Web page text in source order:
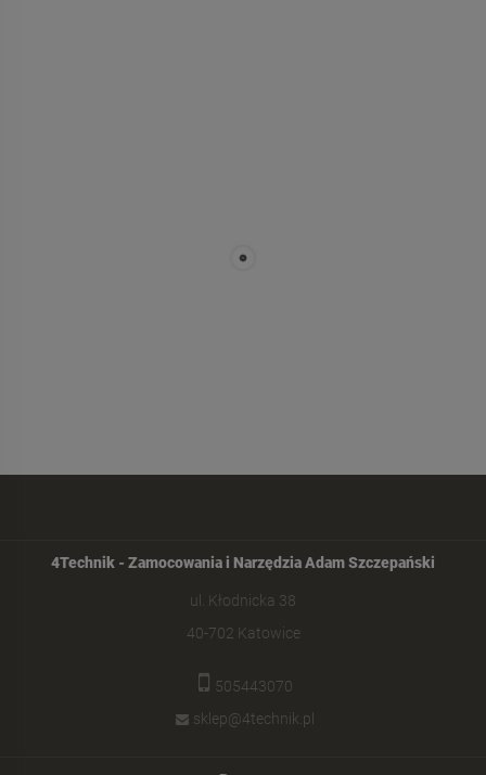
4Technik - Zamocowania i Narzędzia Adam Szczepański
ul. Kłodnicka 38
40-702 Katowice
505443070
sklep@4technik.pl